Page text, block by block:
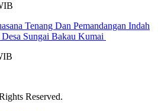
Tenang Dan Pemandangan Indah
Sungai Bakau Kumai
Reserved.